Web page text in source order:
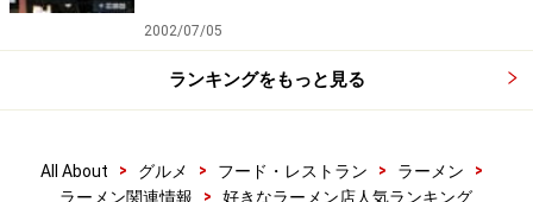
2002/07/05
ランキングをもっと見る
All About > グルメ > フード・レストラン > ラーメン
>
ラーメン関連情報
> 好きなラーメン店人気ランキング